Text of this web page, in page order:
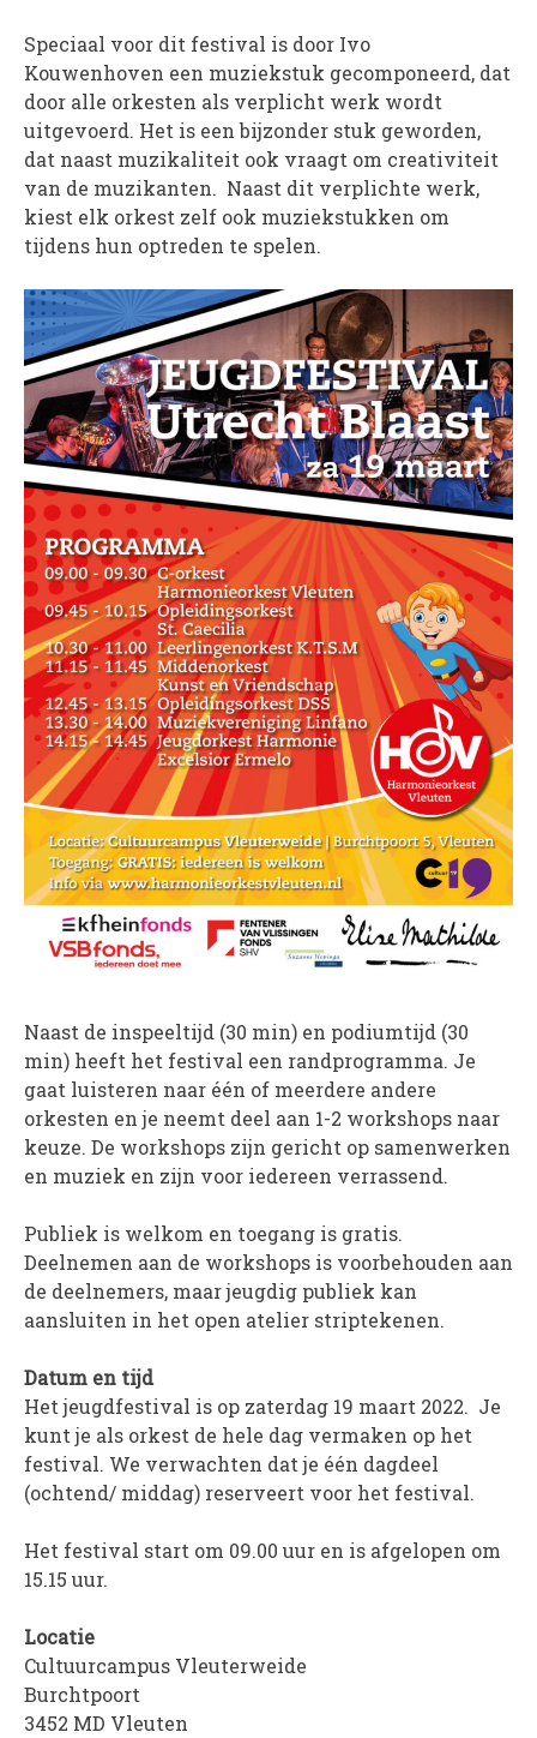
Partners
Historie
Contact
WORD LID
WINKELWAGEN
Speciaal voor dit festival is door Ivo
Kouwenhoven een muziekstuk gecomponeerd, dat
door alle orkesten als verplicht werk wordt
uitgevoerd. Het is een bijzonder stuk geworden,
dat naast muzikaliteit ook vraagt om creativiteit
van de muzikanten. Naast dit verplichte werk,
kiest elk orkest zelf ook muziekstukken om
tijdens hun optreden te spelen.
Naast de inspeeltijd (30 min) en podiumtijd (30
min) heeft het festival een randprogramma. Je
gaat luisteren naar één of meerdere andere
orkesten en je neemt deel aan 1-2 workshops naar
keuze. De workshops zijn gericht op samenwerken
en muziek en zijn voor iedereen verrassend.
Publiek is welkom en toegang is gratis.
Deelnemen aan de workshops is voorbehouden aan
de deelnemers, maar jeugdig publiek kan
aansluiten in het open atelier striptekenen.
Datum en tijd
Het jeugdfestival is op zaterdag 19 maart 2022. Je
kunt je als orkest de hele dag vermaken op het
festival. We verwachten dat je één dagdeel
(ochtend/ middag) reserveert voor het festival.
Het festival start om 09.00 uur en is afgelopen om
15.15 uur.
Locatie
Cultuurcampus Vleuterweide
Burchtpoort
3452 MD Vleuten